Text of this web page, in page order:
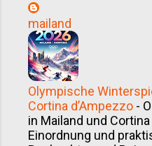
mailand
Olympische
Cortina d’Ampezzo -
in Mailand und
Einordnung und